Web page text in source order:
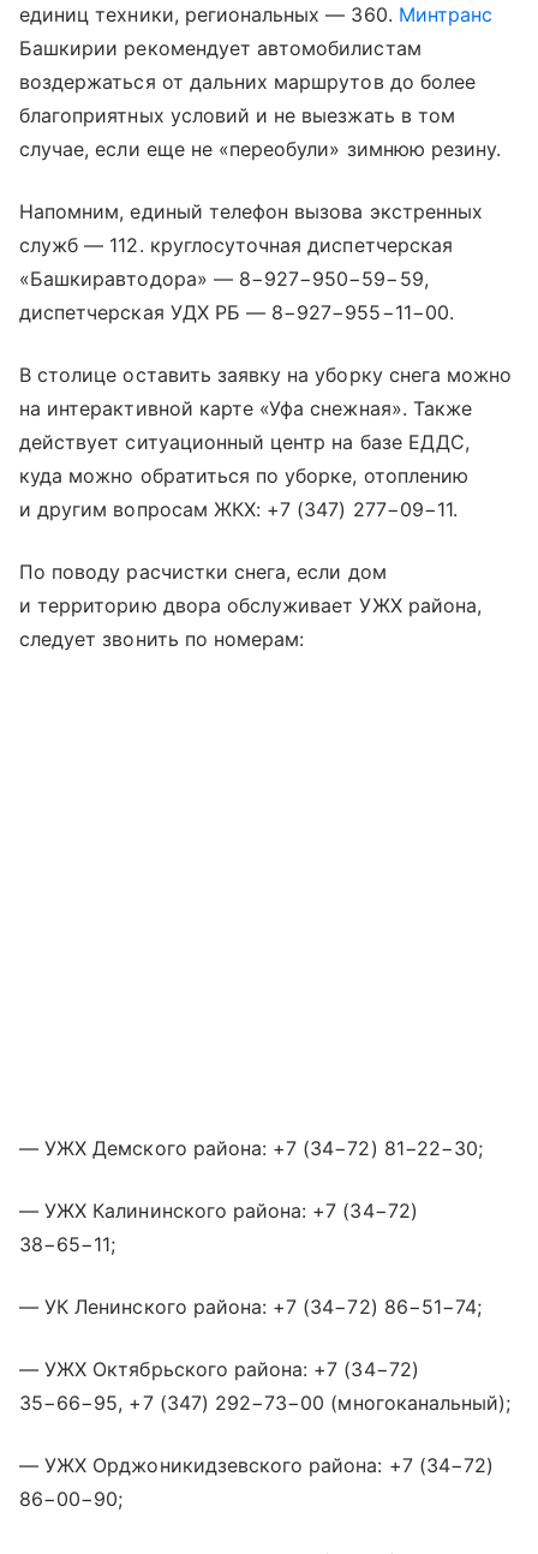
единиц техники, региональных — 360. Минтранс
Башкирии рекомендует автомобилистам
воздержаться от дальних маршрутов до более
благоприятных условий и не выезжать в том
случае, если еще не «переобули» зимнюю резину.
Напомним, единый телефон вызова экстренных
служб — 112. круглосуточная диспетчерская
«Башкиравтодора» — 8−927−950−59−59,
диспетчерская УДХ РБ — 8−927−955−11−00.
В столице оставить заявку на уборку снега можно
на интерактивной карте «Уфа снежная». Также
действует ситуационный центр на базе ЕДДС,
куда можно обратиться по уборке, отоплению
и другим вопросам ЖКХ: +7 (347) 277−09−11.
По поводу расчистки снега, если дом
и территорию двора обслуживает УЖХ района,
следует звонить по номерам:
— УЖХ Демского района: +7 (34−72) 81−22−30;
— УЖХ Калининского района: +7 (34−72)
38−65−11;
— УК Ленинского района: +7 (34−72) 86−51−74;
— УЖХ Октябрьского района: +7 (34−72)
35−66−95, +7 (347) 292−73−00 (многоканальный);
— УЖХ Орджоникидзевского района: +7 (34−72)
86−00−90;